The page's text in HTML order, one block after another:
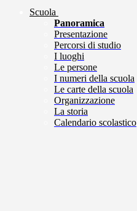
Scuola
Panoramica
Presentazione
Percorsi di studio
I luoghi
Le persone
I numeri della scuola
Le carte della scuola
Organizzazione
La storia
Calendario scolastico